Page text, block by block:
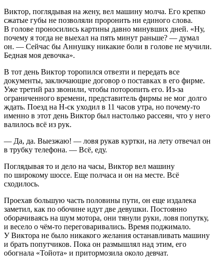
Виктор, поглядывая на жену, вел машину молча. Его крепко
сжатые губы не позволяли проронить ни единого слова.
В голове проносились картины давно минувших дней. «Ну,
почему я тогда не выехал на пять минут раньше? — думал
он. — Сейчас бы Аннушку никакие боли в голове не мучили.
Бедная моя девочка».
В тот день Виктор торопился отвезти и передать все
документы, заключающие договор о поставках в его фирме.
Уже третий раз звонили, чтобы поторопить его. Из-за
ограниченного времени, представитель фирмы не мог долго
ждать. Поезд на Н-ск уходил в 11 часов утра, но почему-то
именно в этот день Виктор был настолько рассеян, что у него
валилось всё из рук.
— Да, да. Выезжаю! — ловя рукав куртки, на лету отвечал он
в трубку телефона. — Всё, еду.
Поглядывая то и дело на часы, Виктор вел машину
по широкому шоссе. Еще полчаса и он на месте. Всё
сходилось.
Проехав большую часть половины пути, он еще издалека
заметил, как по обочине идут две девушки. Постоянно
оборачиваясь на шум мотора, они тянули руки, ловя попутку,
и весело о чём-то переговаривались. Время поджимало.
У Виктора не было никакого желания останавливать машину
и брать попутчиков. Пока он размышлял над этим, его
обогнала «Тойота» и притормозила около девчат.